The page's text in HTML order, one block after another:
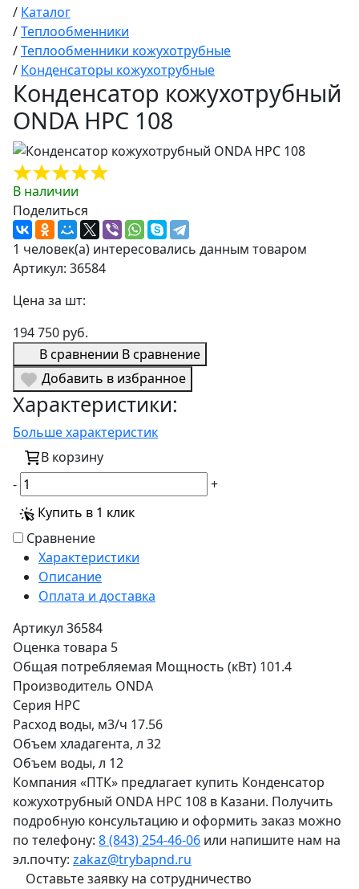
/ Каталог
/Теплообменники
/Теплообменники кожухотрубные
/ Конденсаторы кожухотрубные
Конденсатор кожухотрубный
ONDA HPC 108
В наличии
Поделиться
1 человек(а) интересовались данным товаром
Артикул: 36584
Цена за шт:
194 750 руб.
В сравнении В сравнение
Добавить в избранное
Характеристики:
Больше характеристик
В корзину
-
+
Купить в 1 клик
Сравнение
Характеристики
Описание
Оплата и доставка
Артикул 36584
Оценка товара 5
Общая потребляемая Мощность (кВт) 101.4
Производитель ONDA
Серия HPC
Расход воды, м3/ч 17.56
Объем хладагента, л 32
Объем воды, л 12
Компания «ПТК» предлагает купить Конденсатор
кожухотрубный ONDA HPC 108 в Казани. Получить
подробную консультацию и оформить заказ можно
по телефону: 8 (843) 254-46-06 или напишите нам на
эл.почту: zakaz@trybapnd.ru
Оставьте заявку на сотрудничество